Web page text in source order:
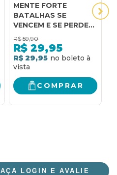
MENTE FORTE
BATALHAS SE
VENCEM E SE PERDEM
NA MENTE
R$ 59,90
R$ 29,95
R$ 29,95
COMPRAR
LOGIN E AVALIE